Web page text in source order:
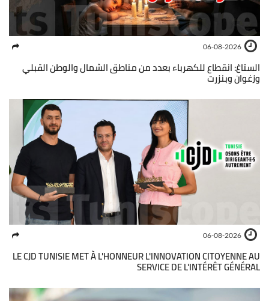
06-08-2026
الستاغ: انقطاع للكهرباء بعدد من مناطق الشمال والوطن القبلي
وزغوان وبنزرت
06-08-2026
LE CJD TUNISIE MET À L'HONNEUR L'INNOVATION CITOYENNE AU
SERVICE DE L'INTÉRÊT GÉNÉRAL